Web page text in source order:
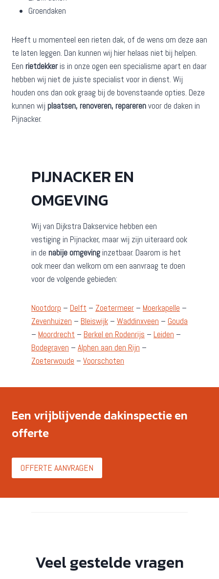
Groendaken
Heeft u momenteel een rieten dak, of de wens om deze aan
te laten leggen. Dan kunnen wij hier helaas niet bij helpen.
Een rietdekker is in onze ogen een specialisme apart en daar
hebben wij niet de juiste specialist voor in dienst. Wij
houden ons dan ook graag bij de bovenstaande opties. Deze
kunnen wij plaatsen, renoveren, reparerenvoor de daken in
Pijnacker.
PIJNACKER EN
OMGEVING
Wij van Dijkstra Dakservice hebben een
vestiging in Pijnacker, maar wij zijn uiteraard ook
in de nabije omgeving inzetbaar. Daarom is het
ook meer dan welkom om een aanvraag te doen
voor de volgende gebieden:
Nootdorp – Delft – Zoetermeer – Moerkapelle –
Zevenhuizen – Bleiswijk – Waddinxveen – Gouda
– Moordrecht – Berkel en Rodenrijs – Leiden –
Bodegraven – Alphen aan den Rijn –
Zoeterwoude – Voorschoten
Een vrijblijvende dakinspectie en
offerte
OFFERTE AANVRAGEN
Veel gestelde vragen